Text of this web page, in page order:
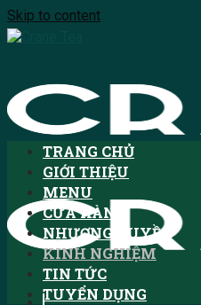
Skip to content
TRANG CHỦ
GIỚI THIỆU
MENU
CỬA HÀNG
NHƯỢNG QUYỀN
KINH NGHIỆM
TIN TỨC
TUYỂN DỤNG